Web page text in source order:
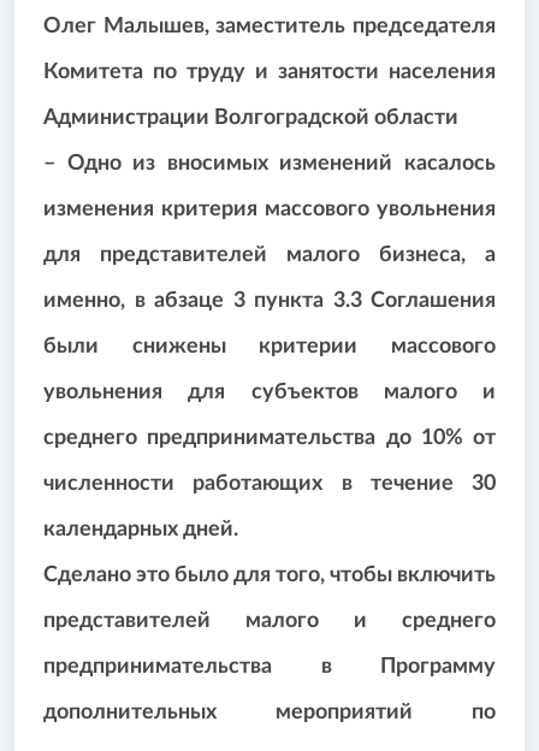
Олег Малышев, заместитель председателя
Комитета по труду и занятости населения
Администрации Волгоградской области
– Одно из вносимых изменений касалось
изменения критерия массового увольнения
для представителей малого бизнеса, а
именно, в абзаце 3 пункта 3.3 Соглашения
были снижены критерии массового
увольнения для субъектов малого и
среднего предпринимательства до 10% от
численности работающих в течение 30
календарных дней.
Сделано это было для того, чтобы включить
представителей малого и среднего
предпринимательства в Программу
дополнительных мероприятий по